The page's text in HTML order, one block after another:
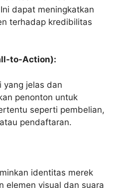
dapat meningkatkan
terhadap kredibilitas
to-Action):
yang jelas dan
penonton untuk
seperti pembelian,
pendaftaran.
identitas merek
elemen visual dan suara